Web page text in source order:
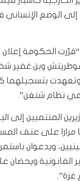
إلى الوضع
الحكومة إعلان
وبن غفير
بتسجيلهما
نظام شنغن”.
المنتميين إلى
مرارا على عنف
ويدعوان
القانونية ويحضان